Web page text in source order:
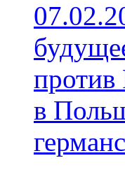
против
в